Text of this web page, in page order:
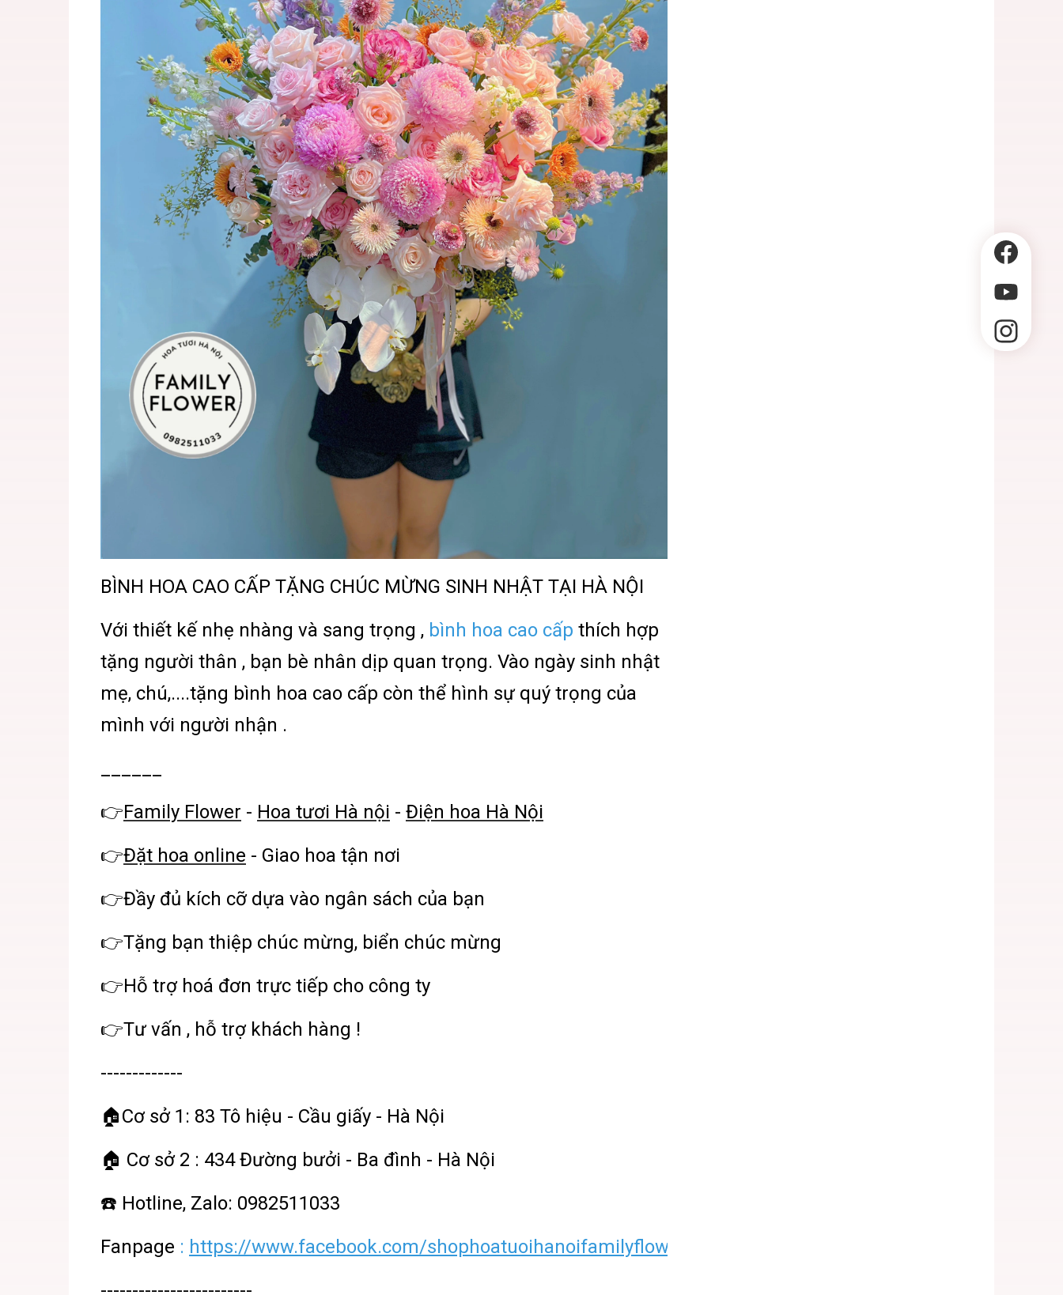
BÌNH HOA CAO CẤP TẶNG CHÚC MỪNG SINH NHẬT TẠI HÀ NỘI
Với thiết kế nhẹ nhàng và sang trọng , bình hoa cao cấp thích hợp
tặng người thân , bạn bè nhân dịp quan trọng. Vào ngày sinh nhật
mẹ, chú,....tặng bình hoa cao cấp còn thể hình sự quý trọng của
mình với người nhận .
👉Family Flower - Hoa tươi Hà nội - Điện hoa Hà Nội
👉Đặt hoa online - Giao hoa tận nơi
👉Đầy đủ kích cỡ dựa vào ngân sách của bạn
👉Tặng bạn thiệp chúc mừng, biển chúc mừng
👉Hỗ trợ hoá đơn trực tiếp cho công ty
👉Tư vấn , hỗ trợ khách hàng !
-------------
🏠Cơ sở 1: 83 Tô hiệu - Cầu giấy - Hà Nội
🏠 Cơ sở 2 : 434 Đường bưởi - Ba đình - Hà Nội
☎️ Hotline, Zalo: 0982511033
Fanpage : https://www.facebook.com/shophoatuoihanoifamilyflower
------------------------